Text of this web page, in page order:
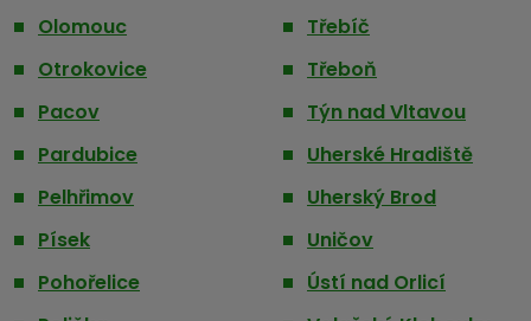
Olomouc
Otrokovice
Pacov
Pardubice
Pelhřimov
Písek
Pohořelice
Třebíč
Třeboň
Týn nad Vltavou
Uherské Hradiště
Uherský Brod
Uničov
Ústí nad Orlicí